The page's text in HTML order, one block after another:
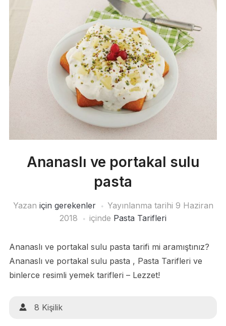
Ananaslı ve portakal sulu
pasta
Yazan için gerekenler Yayınlanma tarihi 9 Haziran
2018
içinde Pasta Tarifleri
Ananaslı ve portakal sulu pasta tarifi mi aramıştınız?
Ananaslı ve portakal sulu pasta , Pasta Tarifleri ve
binlerce resimli yemek tarifleri – Lezzet!
8 Kişilik